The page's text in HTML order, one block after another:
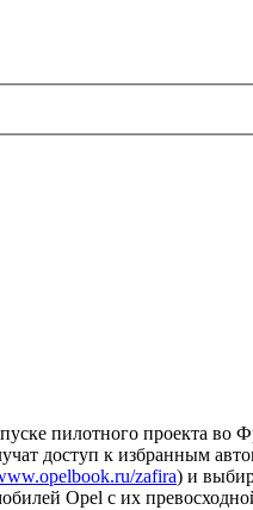
пилотного проекта во
доступ к избранным
zafira) и
Opel с их